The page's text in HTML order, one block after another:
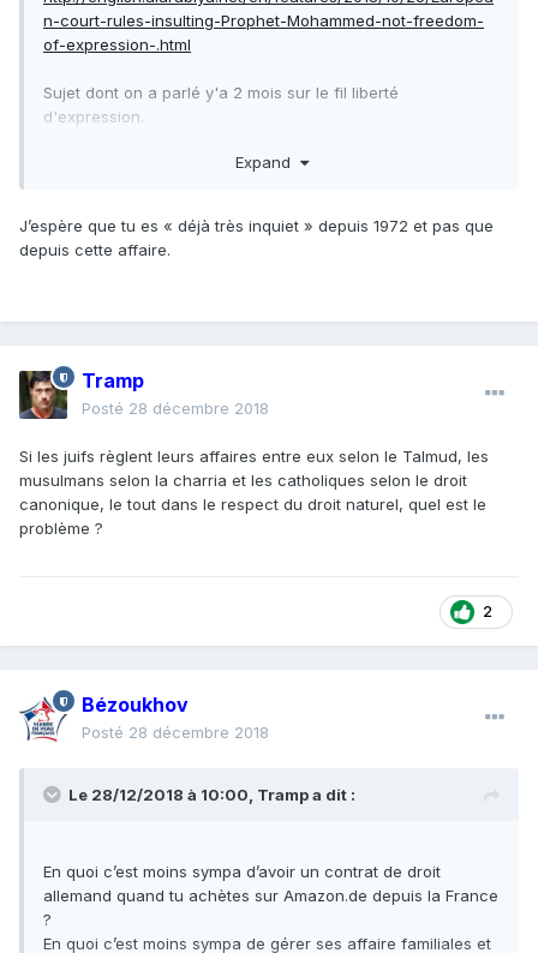
n-court-rules-insulting-Prophet-Mohammed-not-freedom-
of-expression-.html
Sujet dont on a parlé y'a 2 mois sur le fil liberté
d'expression.
Je suis pour ma part déjà très inquiet.
Expand
J’espère que tu es « déjà très inquiet » depuis 1972 et pas que
depuis cette affaire.
Tramp
Posté 28 décembre 2018
Si les juifs règlent leurs affaires entre eux selon le Talmud, les
musulmans selon la charria et les catholiques selon le droit
canonique, le tout dans le respect du droit naturel, quel est le
problème ?
2
Bézoukhov
Posté 28 décembre 2018
Le 28/12/2018 à 10:00, Trampa dit :
En quoi c’est moins sympa d’avoir un contrat de droit
allemand quand tu achètes sur Amazon.de depuis la France
?
En quoi c’est moins sympa de gérer ses affaire familiales et